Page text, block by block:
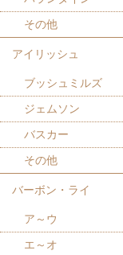
その他
アイリッシュ
ブッシュミルズ
ジェムソン
バスカー
その他
バーボン・ライ
ア～ウ
エ～オ